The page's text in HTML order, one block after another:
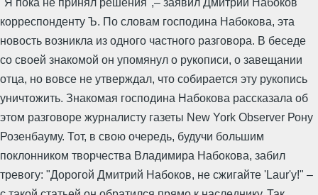
корреспонденту Ъ. По словам господина Набокова, эта
новость возникла из одного частного разговора. В беседе
со своей знакомой он упомянул о рукописи, о завещании
отца, но вовсе не утверждал, что собирается эту рукопись
уничтожить. Знакомая господина Набокова рассказала об
этом разговоре журналисту газеты New York Observer Рону
Розенбауму. Тот, в свою очередь, будучи большим
поклонником творчества Владимира Набокова, забил
тревогу: "Дорогой Дмитрий Набоков, не сжигайте 'Laur'у!" –